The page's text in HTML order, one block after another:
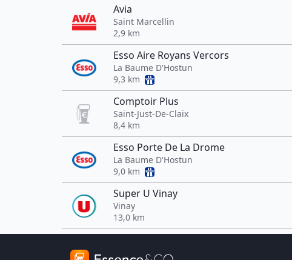
Avia
Saint Marcellin
2,9 km
Esso Aire Royans Vercors
La Baume D'Hostun
9,3 km
Comptoir Plus
Saint-Just-De-Claix
8,4 km
Esso Porte De La Drome
La Baume D'Hostun
9,0 km
Super U Vinay
Vinay
13,0 km